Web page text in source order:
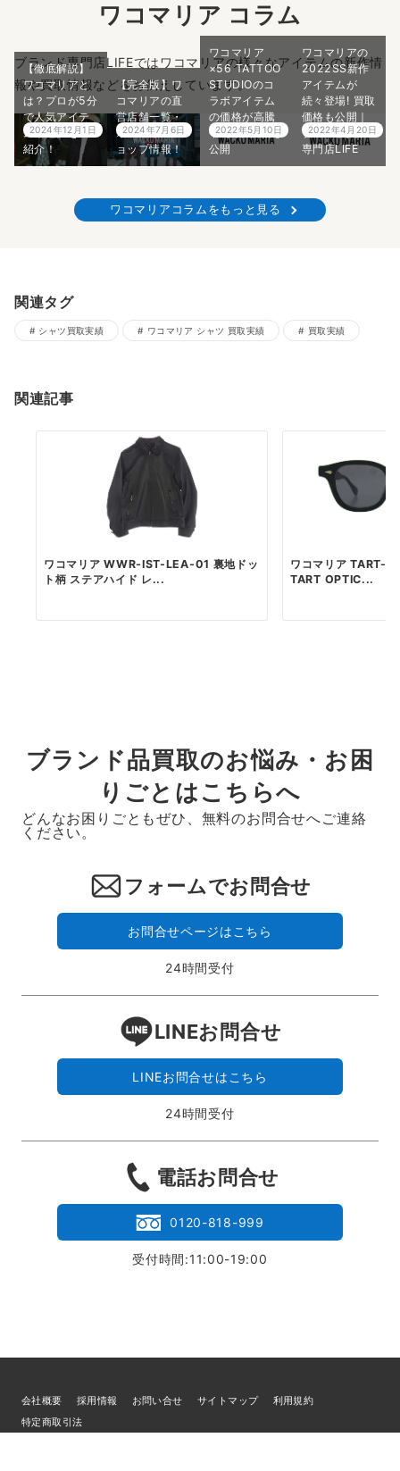
ワコマリア コラム
ブランド専門店LIFEではワコマリアの様々なアイテムの新作情
報や買取情報などをお伝えしています。
【徹底解説】
ワコマリアと
は？プロが5分
で人気アイテ
ムや魅力をご
紹介！
2024年12月1日
【完全版】ワ
コマリアの直
営店舗一覧・
オンラインシ
ョップ情報！
2024年7月6日
ワコマリア
×56 TATTOO
STUDIOのコ
ラボアイテム
の価格が高騰
中! 買取価格も
公開
2022年5月10日
ワコマリアの
2022SS新作
アイテムが
続々登場! 買取
価格も公開｜
ブランド買取
専門店LIFE
2022年4月20日
ワコマリアコラムをもっと見る
関連タグ
シャツ買取実績 ワコマリア シャツ 買取実績 買取実績
関連記事
ワコマリア WWR-IST-LEA-01 裏地ドッ
ト柄 ステアハイド レ...
ワコマリア TART-
TART OPTIC...
ブランド品買取のお悩み・お困
りごとはこちらへ
どんなお困りごともぜひ、無料のお問合せへご連絡
ください。
フォームでお問合せ
お問合せページはこちら
24時間受付
LINEお問合せ
LINEお問合せはこちら
24時間受付
電話お問合せ
0120-818-999
受付時間:11:00-19:00
会社概要 採用情報 お問い合せ サイトマップ
利用規約
特定商取引法